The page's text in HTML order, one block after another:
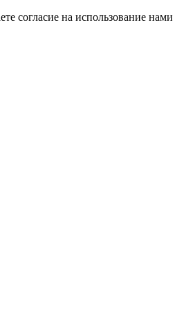
согласие на использование